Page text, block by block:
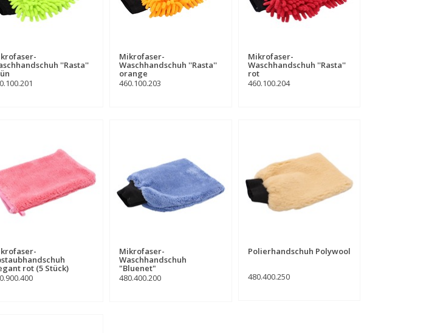
''Rasta''
Mikrofaser-
Waschhandschuh ''Rasta''
orange
460.100.203
Mikrofaser-
Waschhandschuh ''Rasta''
rot
460.100.204
rot (5 Stück)
Mikrofaser-
Waschhandschuh
"Bluenet"
480.400.200
Polierhandschuh Polywool
480.400.250